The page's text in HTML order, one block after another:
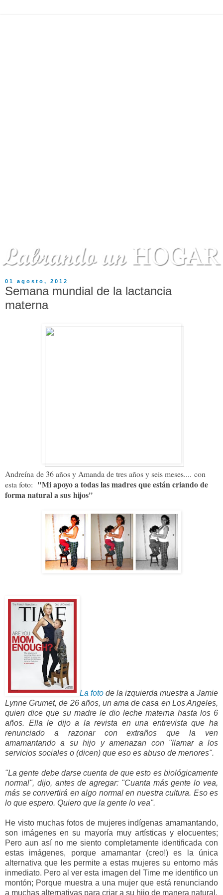
01 agosto, 2012
Semana mundial de la lactancia
materna
Andreína de 36 años y Amanda de tres años y seis meses.... con
esta foto: "Mi apoyo a todas las madres que están criando de
forma natural a sus hijos"
La foto de la izquierda muestra a Jamie
Lynne Grumet, de 26 años, un ama de casa en Los Angeles,
quien dice que su madre le dio leche materna hasta los 6
años. Ella le dijo a la revista en una entrevista que ha
renunciado a razonar con extraños que la ven
amamantando a su hijo y amenazan con "llamar a los
servicios sociales o (dicen) que eso es abuso de menores".
"La gente debe darse cuenta de que esto es biológicamente
normal", dijo, antes de agregar: "Cuanta más gente lo vea,
más se convertirá en algo normal en nuestra cultura. Eso es
lo que espero. Quiero que la gente lo vea".
He visto muchas fotos de mujeres indígenas amamantando,
son imágenes en su mayoría muy artísticas y elocuentes;
Pero aun así no me siento completamente identificada con
estas imágenes, porque amamantar (creo!) es la única
alternativa que les permite a estas mujeres su entorno más
inmediato. Pero al ver esta imagen del Time me identifico un
montón; Porque muestra a una mujer que está renunciando
a muchas alternativas para criar a su hijo de manera natural.